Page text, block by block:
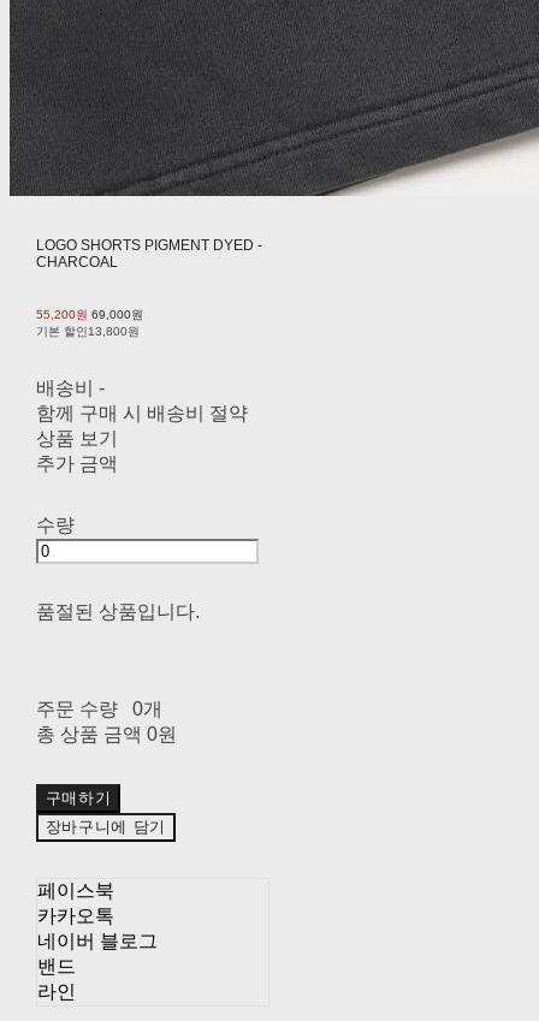
LOGO SHORTS PIGMENT DYED -
CHARCOAL
55,200원 69,000원
기본 할인13,800원
배송비 -
함께 구매 시 배송비 절약
상품 보기
추가 금액
수량
품절된 상품입니다.
주문 수량
0개
총 상품 금액 0원
구매하기
장바구니에 담기
페이스북
카카오톡
네이버 블로그
밴드
라인